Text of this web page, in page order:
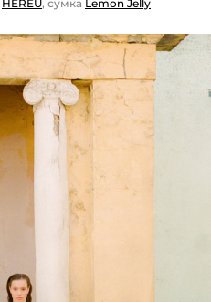
HEREU, сумка Lemon Jelly